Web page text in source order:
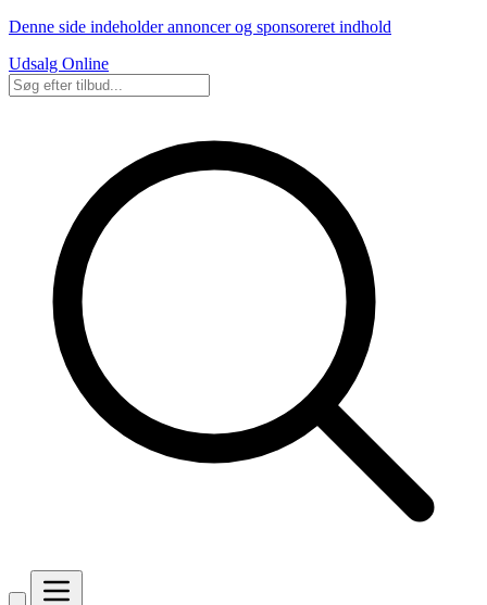
Denne side indeholder annoncer og sponsoreret indhold
Udsalg Online